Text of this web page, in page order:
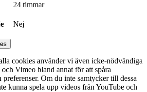
24 timmar
Nej
cookies använder vi även icke-nödvändiga
Vimeo bland annat för att spåra
preferenser. Om du inte samtycker till dessa
kunna spela upp videos från YouTube och